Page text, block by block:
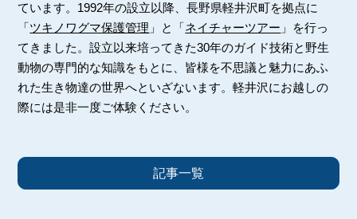
ています。1992年の設立以降、長野県軽井沢町を拠点に
「 ツキノワグマ保護管理 」と「 ネイチャーツアー 」を行っ
てきました。設立以来培ってきた30年のガイド技術と野生
動物の専門的な知識をもとに、皆様を不思議と魅力にあふ
れた生き物達の世界へといざないます。軽井沢にお越しの
際には是非一度ご体験ください。
記事一覧